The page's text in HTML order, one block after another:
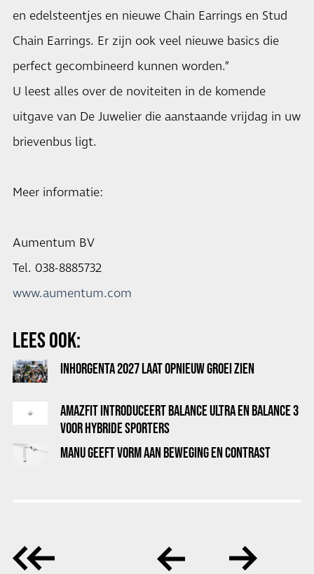
en edelsteentjes en nieuwe Chain Earrings en Stud
Chain Earrings. Er zijn ook veel nieuwe basics die
perfect gecombineerd kunnen worden.”
U leest alles over de noviteiten in de komende
uitgave van De Juwelier die aanstaande vrijdag in uw
brievenbus ligt.
Meer informatie:
Aumentum BV
Tel. 038-8885732
www.aumentum.com
LEES OOK:
INHORGENTA 2027 LAAT OPNIEUW GROEI ZIEN
AMAZFIT INTRODUCEERT BALANCE ULTRA EN BALANCE 3
VOOR HYBRIDE SPORTERS
MANU GEEFT VORM AAN BEWEGING EN CONTRAST